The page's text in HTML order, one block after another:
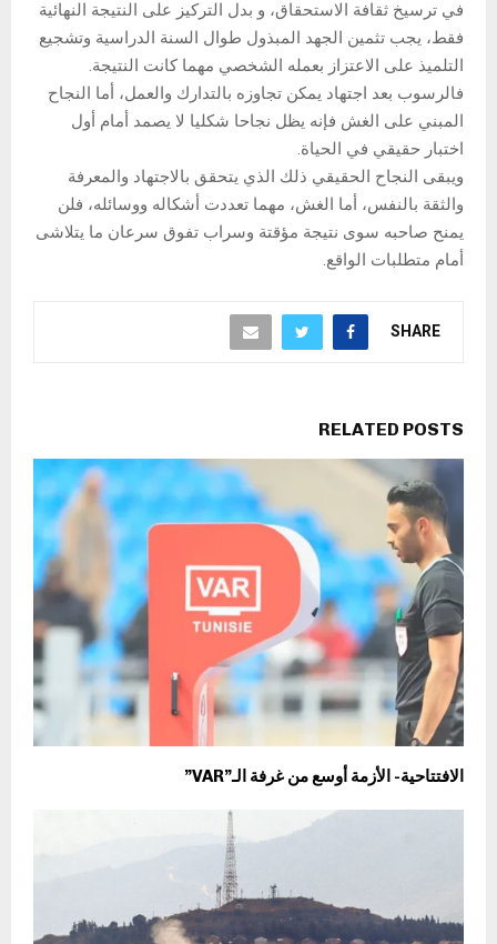
في ترسيخ ثقافة الاستحقاق، و بدل التركيز على النتيجة النهائية
فقط، يجب تثمين الجهد المبذول طوال السنة الدراسية وتشجيع
التلميذ على الاعتزاز بعمله الشخصي مهما كانت النتيجة.
فالرسوب بعد اجتهاد يمكن تجاوزه بالتدارك والعمل، أما النجاح
المبني على الغش فإنه يظل نجاحا شكليا لا يصمد أمام أول
اختبار حقيقي في الحياة.
ويبقى النجاح الحقيقي ذلك الذي يتحقق بالاجتهاد والمعرفة
والثقة بالنفس، أما الغش، مهما تعددت أشكاله ووسائله، فلن
يمنح صاحبه سوى نتيجة مؤقتة وسراب تفوق سرعان ما يتلاشى
أمام متطلبات الواقع.
SHARE
RELATED POSTS
الافتتاحية- الأزمة أوسع من غرفة الـ”VAR”